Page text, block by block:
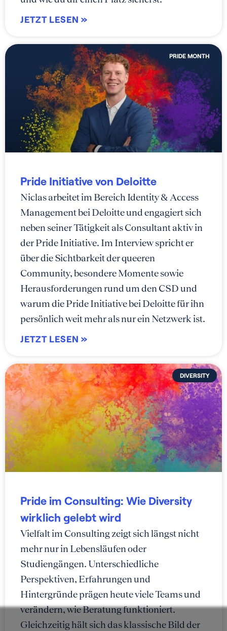
JETZT LESEN »
PRIDE MONTH
Pride Initiative von Deloitte
Niclas arbeitet im Bereich Identity & Access
Management bei Deloitte und engagiert sich
neben seiner Tätigkeit als Consultant aktiv in
der Pride Initiative. Im Interview spricht er
über die Sichtbarkeit der queeren
Community, besondere Momente sowie
Herausforderungen rund um den CSD und
warum die Pride Initiative bei Deloitte für ihn
persönlich weit mehr als nur ein Netzwerk ist.
JETZT LESEN »
DIVERSITY
Pride im Consulting: Wie Diversity
wirklich gelebt wird
Vielfalt im Consulting zeigt sich längst nicht
mehr nur in Lebensläufen oder
Studiengängen. Unterschiedliche
Perspektiven, Erfahrungen und
Hintergründe prägen heute viele Teams und
verändern, wie Beratung funktioniert.
Gleichzeitig hält sich das klassische Bild der